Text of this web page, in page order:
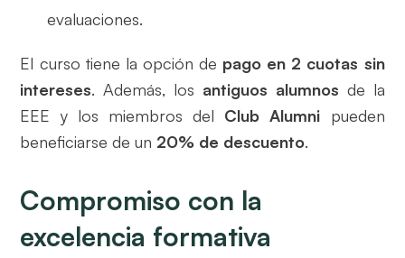
evaluaciones.
El curso tiene la opción de pago en 2 cuotas sin
intereses. Además, los antiguos alumnos de la
EEE y los miembros del Club Alumni pueden
beneficiarse de un 20% de descuento.
Compromiso con la
excelencia formativa